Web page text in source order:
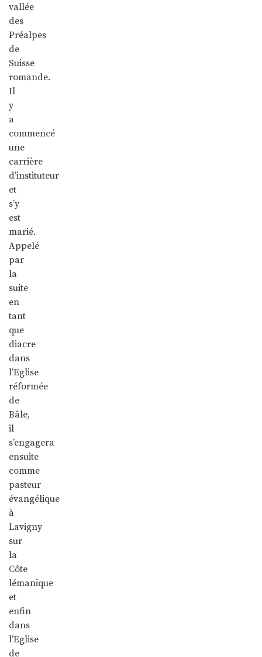
vallée
des
Préalpes
de
Suisse
romande.
Il
y
a
commencé
une
carrière
d’instituteur
et
s’y
est
marié.
Appelé
par
la
suite
en
tant
que
diacre
dans
l’Eglise
réformée
de
Bâle,
il
s’engagera
ensuite
comme
pasteur
évangélique
à
Lavigny
sur
la
Côte
lémanique
et
enfin
dans
l’Eglise
de